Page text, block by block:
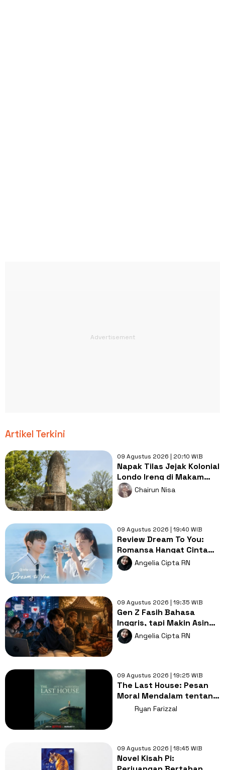
Artikel Terkini
09 Agustus 2026 | 20:10 WIB
Napak Tilas Jejak Kolonial
Londo Ireng di Makam
Kherkof Purworejo
Chairun Nisa
09 Agustus 2026 | 19:40 WIB
Review Dream To You:
Romansa Hangat Cinta
Pertama, Luka dan
Impian
Angelia Cipta RN
09 Agustus 2026 | 19:35 WIB
Gen Z Fasih Bahasa
Inggris, tapi Makin Asing
dengan Bahasa Ibu,
Mengapa?
Angelia Cipta RN
09 Agustus 2026 | 19:25 WIB
The Last House: Pesan
Moral Mendalam tentang
Hubungan Manusia dan
Ryan Farizzal
09 Agustus 2026 | 18:45 WIB
Novel Kisah Pi: